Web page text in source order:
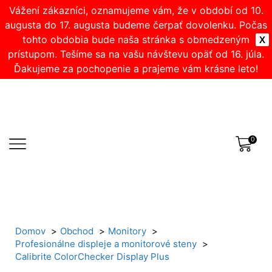
X
Vážení zákazníci, oznamujeme vám, že v období od 10.
augusta do 17. augusta budeme čerpať dovolenku. Počas
tohto obdobia bude naša stránka s obmedzeným
prístupom. Tešíme sa na vašu návštevu opäť od 16. júla.
Ďakujeme za pochopenie a prajeme vám krásne leto!
0
Domov Obchod
Monitory
Profesionálne displeje a monitorové steny
Calibrite ColorChecker Display Plus